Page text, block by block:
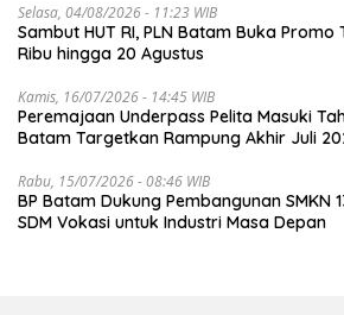
Selasa, 04/08/2026 - 11:23 WIB
Sambut HUT RI, PLN Batam Buka Promo
Ribu hingga 20 Agustus
Kamis, 16/07/2026 - 14:45 WIB
Peremajaan Underpass Pelita Masuki
Batam Targetkan Rampung Akhir Juli
Rabu, 15/07/2026 - 08:46 WIB
BP Batam Dukung Pembangunan SMKN
SDM Vokasi untuk Industri Masa Depan